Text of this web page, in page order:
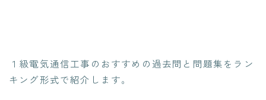
１級電気通信工事のおすすめの過去問と問題集をラン
キング形式で紹介します。